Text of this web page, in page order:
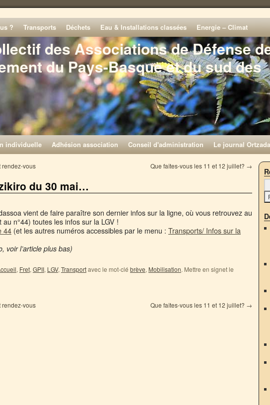
des Associations de Défense
du Pays-Basque et du sud des
? Transports Déchets Eau & Installations classées Energie – Climat
individuelle Adhésion association Conseil d'administration Le journal
rendez-vous Que faîtes-vous les 11 et 12 juillet? →
du 30 mai…
vient de faire paraître son dernier infos sur la ligne, où vous retrouvez au
n°44) toutes les infos sur la LGV !
44 (et les autres numéros accessibles par le menu : Transports/ Infos sur la
voir l’article plus bas)
, Fret, GPII, LGV, Transportavec le mot-clé brève, Mobilisation. Mettre en signet le
rendez-vous Que faîtes-vous les 11 et 12 juillet? →